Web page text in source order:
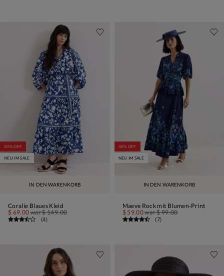
IN DEN WARENKORB
50% OFF
NEU IM SALE
Coralie Blaues Kleid
$ 69.00 war$ 149.00
(4)
IN DEN WARENKORB
40% OFF
NEU IM SALE
Maeve Rock mit Blumen-Print
$ 59.00war$ 99.00
(7)